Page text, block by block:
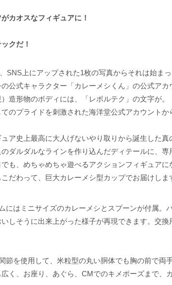
カオスなフィギュアに！
クだ！
SNS上にアップされた1枚の写真からそれは始まっ
公式キャラクター「カレーメシくん」の公式ア
造形物のボディには、「レボルテク」の文字が。
のプライドを刺激された海洋堂公式アカウント
ア史上最高に大人げないやり取りから誕生した
ダルダルなラインを作り込んだディテールに、専
も、めちゃめちゃ遊べるアクションフィギュアに
だわって、巨大カレーメシ型カップでお届けしま
にはミニサイズのカレーメシとスプーンが付属。
しそうに出来上がった様子が再現できます。交
節を使用して、米粒型の丸い胴体でも胸の前で両
く、お座り、あぐら、CMでのキメポーズまで、